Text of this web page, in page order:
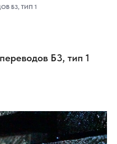
Б3, ТИП 1
Б3, тип 1